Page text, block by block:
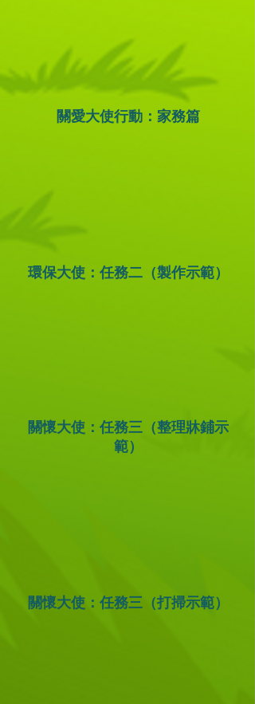
關愛大使行動：家務篇
環保大使：任務二（製作示範）
關懷大使：任務三（整理牀鋪示
範）
關懷大使：任務三（打掃示範）